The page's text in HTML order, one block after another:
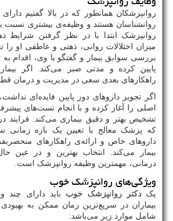
روانپزشکان همانطور که در بالا گفتیم
روانشناسان هستند و وظیفه‌ی بیشتری نسبت
روانپزشک ابتدا با در نظر گرفتن شرایط
میزان اختلالات روانی، ذهنی و عاطفی او
بررسی سوابق بیمار و گفتگو با وی، اقدام به
پایین کرده و مدتی صبر می‌کند. اگر بیمار
راهکارهای بعدی سعی در مدیریت و درمان
اگر تجویز داروهای دوز پایین فایده‌ای
اصلی را آغاز کرده و با انجام تست‌های
تشخیص بهتر و دقیق بیماری می‌کند. فرایند
که پزشک معالج با تعیین یک بازه زمانی
داروهای خاص و ارائه‌ی راهکارهای
بیمار می‌کند. انتخاب بهترین و در عین
درمانی، مهمترین وظیفه روانپزشک است.
ویژگی‌های روانپزشک خوب
یکدکتر روانپزشک خوب باید دارای چند
بیماران در سریع‌ترین زمان ممکن به
شامل موارد زیر می‌باشد: